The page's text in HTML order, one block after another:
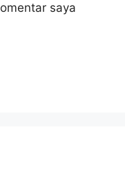
saya